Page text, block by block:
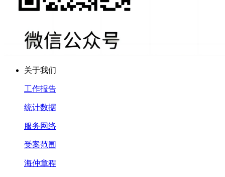
关于我们
工作报告
统计数据
服务网络
受案范围
海仲章程